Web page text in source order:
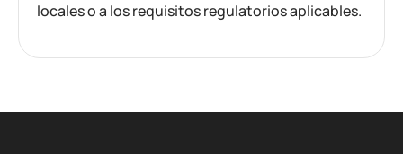
locales o a los requisitos regulatorios aplicables.